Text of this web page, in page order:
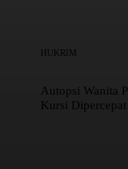
HUKRIM
Autopsi Wanita
Kursi Dipercepat